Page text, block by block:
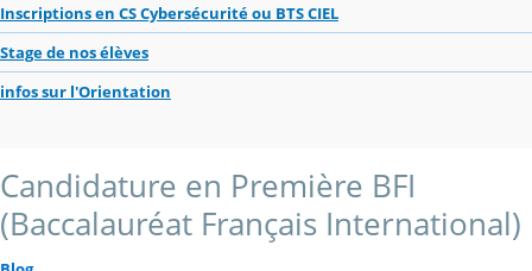
Inscriptions en CS Cybersécurité ou BTS CIEL
Stage de nos élèves
infos sur l'Orientation
Candidature en Première BFI
(Baccalauréat Français International)